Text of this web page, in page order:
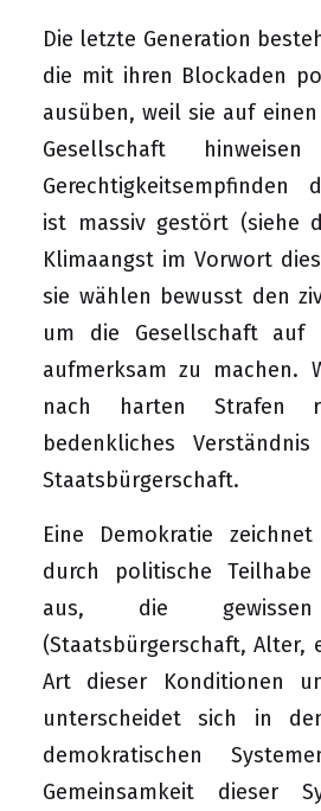
Die letzte Generation
die mit ihren Blockaden
ausüben, weil sie auf
Gesellschaft
Gerechtigkeitsempfinden
ist massiv gestört (siehe
Klimaangst im Vorwort
sie wählen bewusst den
um die Gesellschaft auf
aufmerksam zu machen.
nach harten Strafen
bedenkliches
Staatsbürgerschaft.
Eine Demokratie
durch politische
aus, die gewissen
(Staatsbürgerschaft, Alter,
Art dieser Konditionen
unterscheidet sich in
demokratischen
Gemeinsamkeit dieser